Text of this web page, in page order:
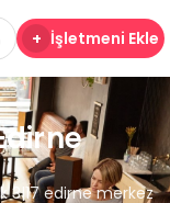
+ İşletmeni Ekle
3|17 edirne merkez